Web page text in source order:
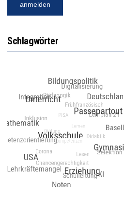
Schlagwörter